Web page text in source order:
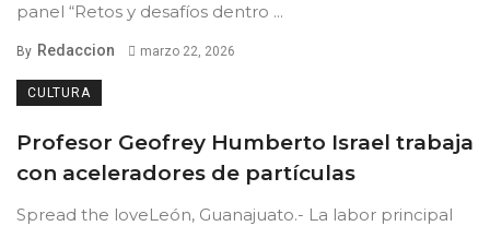
panel “Retos y desafíos dentro ...
By Redaccion marzo 22, 2026
CULTURA
Profesor Geofrey Humberto Israel trabaja
con aceleradores de partículas
Spread the loveLeón, Guanajuato.- La labor principal